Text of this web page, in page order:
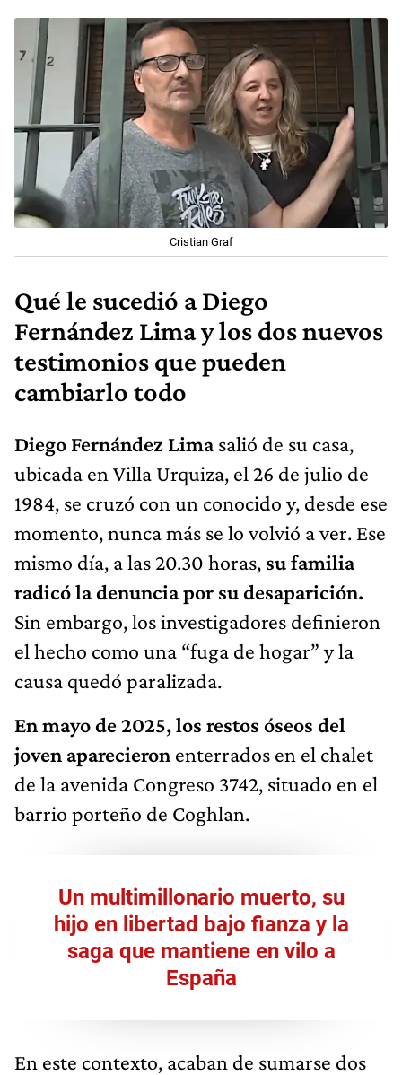
Cristian Graf
Qué le sucedió a Diego
Fernández Lima y los dos nuevos
testimonios que pueden
cambiarlo todo
Diego Fernández Limasalió de su casa,
ubicada en Villa Urquiza, el 26 de julio de
1984, se cruzó con un conocido y, desde ese
momento, nunca más se lo volvió a ver. Ese
mismo día, a las 20.30 horas, su familia
radicó la denuncia por su desaparición.
Sin embargo, los investigadores definieron
el hecho como una “fuga de hogar” y la
causa quedó paralizada.
En mayo de 2025, los restos óseos del
joven aparecieron enterrados en el chalet
de la avenida Congreso 3742, situado en el
barrio porteño de Coghlan.
Un multimillonario muerto, su
hijo en libertad bajo fianza y la
saga que mantiene en vilo a
España
En este contexto, acaban de sumarse dos